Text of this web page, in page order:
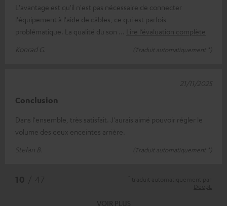
L'avantage est qu'il n'est pas nécessaire de connecter
l'équipement à l'aide de câbles, ce qui est parfois
problématique. La qualité du son
Lire l’évaluation complète
Konrad G.
(Traduit automatiquement *)
Conclusion
Dans l'ensemble, très satisfait. J'aurais aimé pouvoir régler le
volume des deux enceintes arrière.
Stefan B.
(Traduit automatiquement *)
21/11/2025